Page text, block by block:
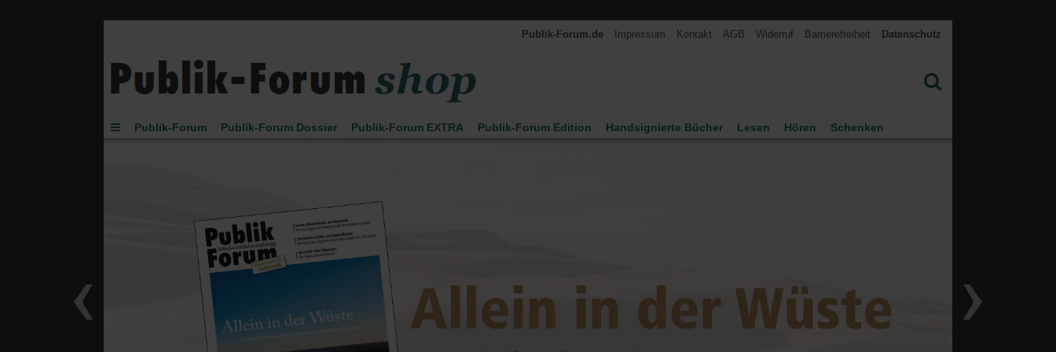
Publik-Forum.de Impressum Kontakt AGB Widerruf Barrierefreiheit Datenschutz
Publik-Forum Publik-Forum Dossier Publik-Forum EXTRA Publik-Forum Edition Handsignierte Bücher Lesen Hören
Schenken